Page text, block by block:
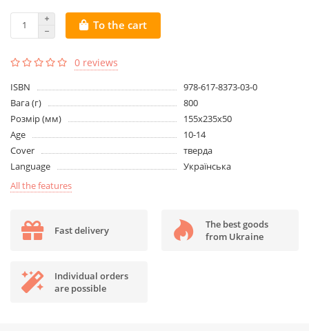
To the cart
0 reviews
ISBN
978-617-8373-03-0
Вага (г)
800
Розмір (мм)
155х235х50
Age
10-14
Cover
тверда
Language
Українська
All the features
Fast delivery
The best goods
from Ukraine
Individual orders
are possible